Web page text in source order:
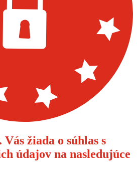
žiada o súhlas s
údajov na nasledujúce